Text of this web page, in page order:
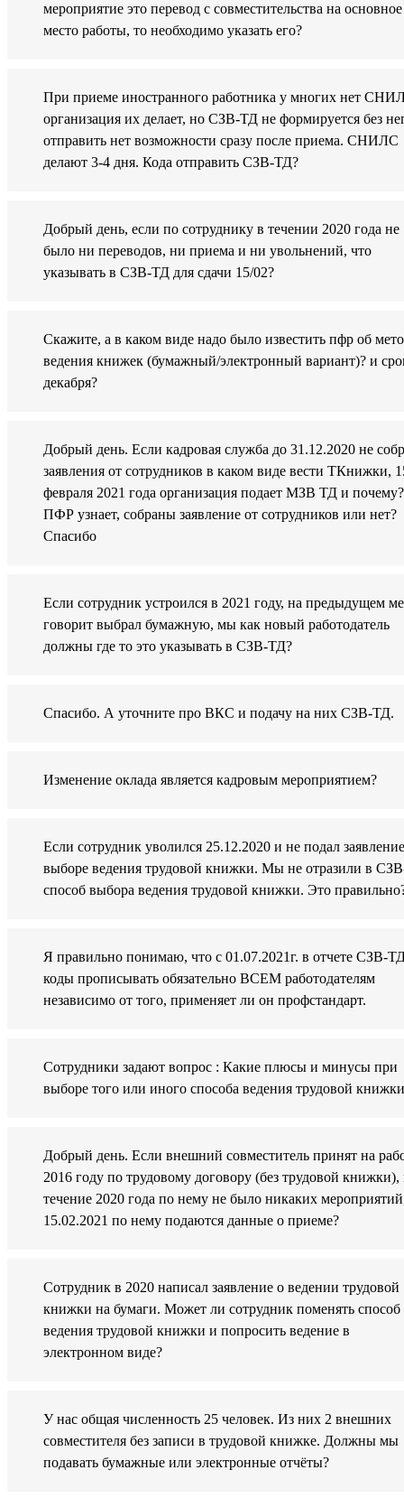
мероприятие это перевод с совместительства на основное
место работы, то необходимо указать его?
При приеме иностранного работника у многих нет
организация их делает, но СЗВ-ТД не формируется без
отправить нет возможности сразу после приема. СНИЛС
делают 3-4 дня. Кода отправить СЗВ-ТД?
Добрый день, если по сотруднику в течении 2020 года не
было ни переводов, ни приема и ни увольнений, что
указывать в СЗВ-ТД для сдачи 15/02?
Скажите, а в каком виде надо было известить пфр об
ведения книжек (бумажный/электронный вариант)? и
декабря?
Добрый день. Если кадровая служба до 31.12.2020 не
заявления от сотрудников в каком виде вести ТКнижки,
февраля 2021 года организация подает МЗВ ТД и
ПФР узнает, собраны заявление от сотрудников или нет?
Спасибо
Если сотрудник устроился в 2021 году, на предыдущем
говорит выбрал бумажную, мы как новый работодатель
должны где то это указывать в СЗВ-ТД?
Спасибо. А уточните про ВКС и подачу на них СЗВ-ТД.
Изменение оклада является кадровым мероприятием?
Если сотрудник уволился 25.12.2020 и не подал
выборе ведения трудовой книжки. Мы не отразили в
способ выбора ведения трудовой книжки. Это
Я правильно понимаю, что с 01.07.2021г. в отчете СЗВ-
коды прописывать обязательно ВСЕМ работодателям
независимо от того, применяет ли он профстандарт.
Сотрудники задают вопрос : Какие плюсы и минусы при
выборе того или иного способа ведения трудовой
Добрый день. Если внешний совместитель принят на
2016 году по трудовому договору (без трудовой книжки),
течение 2020 года по нему не было никаких
15.02.2021 по нему подаются данные о приеме?
Сотрудник в 2020 написал заявление о ведении трудовой
книжки на бумаги. Может ли сотрудник поменять способ
ведения трудовой книжки и попросить ведение в
электронном виде?
У нас общая численность 25 человек. Из них 2 внешних
совместителя без записи в трудовой книжке. Должны мы
подавать бумажные или электронные отчёты?